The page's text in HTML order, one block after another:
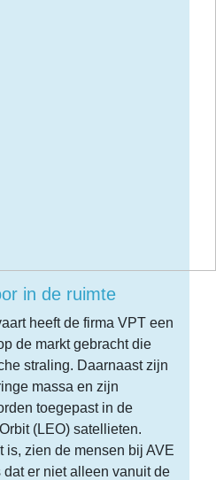
in de ruimte
heeft de firma VPT een
de markt gebracht die
straling. Daarnaast zijn
massa en zijn
toegepast in de
(LEO) satellieten.
is, zien de mensen bij AVE
er niet alleen vanuit de